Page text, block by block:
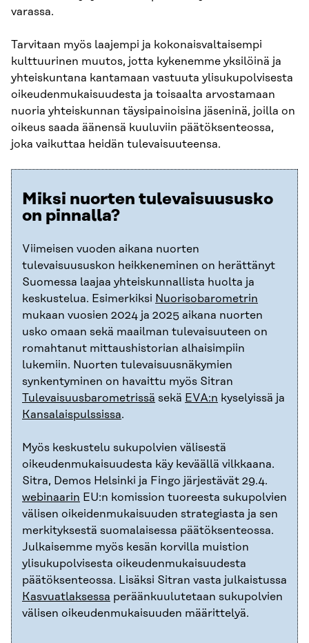
varassa.
Tarvitaan myös laajempi ja kokonaisvaltaisempi
kulttuurinen muutos, jotta kykenemme yksilöinä ja
yhteiskuntana kantamaan vastuuta ylisukupolvisesta
oikeudenmukaisuudesta ja toisaalta arvostamaan
nuoria yhteiskunnan täysipainoisina jäseninä, joilla on
oikeus saada äänensä kuuluviin päätöksenteossa,
joka vaikuttaa heidän tulevaisuuteensa.
Miksi nuorten tulevaisuususko
on pinnalla?
Viimeisen vuoden aikana nuorten
tulevaisuususkon heikkeneminen on herättänyt
Suomessa laajaa yhteiskunnallista huolta ja
keskustelua. Esimerkiksi Nuorisobarometrin
mukaan vuosien 2024 ja 2025 aikana nuorten
usko omaan sekä maailman tulevaisuuteen on
romahtanut mittaushistorian alhaisimpiin
lukemiin. Nuorten tulevaisuusnäkymien
synkentyminen on havaittu myös Sitran
Tulevaisuusbarometrissä sekä EVA:n kyselyissä ja
Kansalaispulssissa.
Myös keskustelu sukupolvien välisestä
oikeudenmukaisuudesta käy keväällä vilkkaana.
Sitra, Demos Helsinki ja Fingo järjestävät 29.4.
webinaarin EU:n komission tuoreesta sukupolvien
välisen oikeidenmukaisuuden strategiasta ja sen
merkityksestä suomalaisessa päätöksenteossa.
Julkaisemme myös kesän korvilla muistion
ylisukupolvisesta oikeudenmukaisuudesta
päätöksenteossa. Lisäksi Sitran vasta julkaistussa
Kasvuatlaksessa peräänkuulutetaan sukupolvien
välisen oikeudenmukaisuuden määrittelyä.